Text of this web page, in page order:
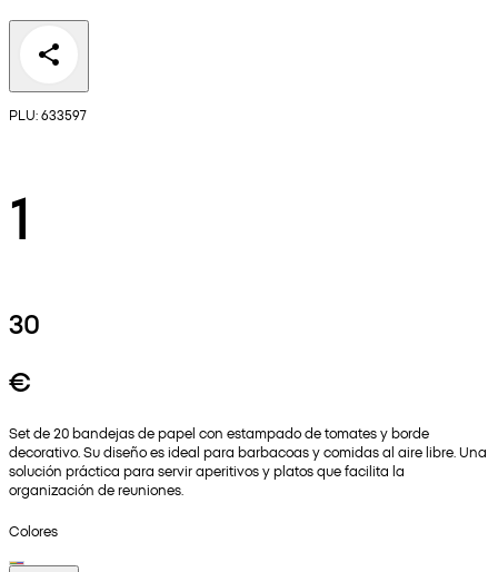
PLU: 633597
1
30
€
Set de 20 bandejas de papel con estampado de tomates y borde
decorativo. Su diseño es ideal para barbacoas y comidas al aire libre. Una
solución práctica para servir aperitivos y platos que facilita la
organización de reuniones.
Colores